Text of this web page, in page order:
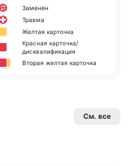
Заменен
Травма
Желтая карточка
Красная карточка/
дисквалификация
Вторая желтая карточка
См. все